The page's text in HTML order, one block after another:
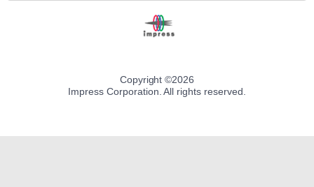
Copyright ©2026
Impress Corporation. All rights reserved.